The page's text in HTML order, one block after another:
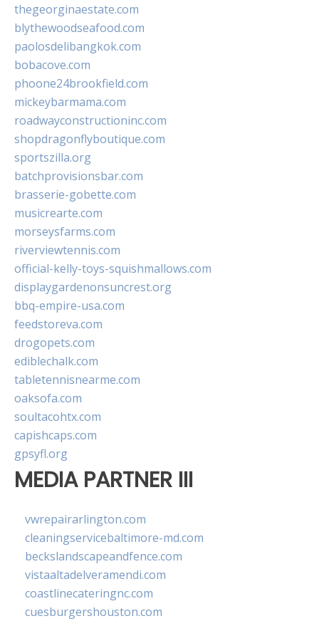
thegeorginaestate.com
blythewoodseafood.com
paolosdelibangkok.com
bobacove.com
phoone24brookfield.com
mickeybarmama.com
roadwayconstructioninc.com
shopdragonflyboutique.com
sportszilla.org
batchprovisionsbar.com
brasserie-gobette.com
musicrearte.com
morseysfarms.com
riverviewtennis.com
official-kelly-toys-squishmallows.com
displaygardenonsuncrest.org
bbq-empire-usa.com
feedstoreva.com
drogopets.com
ediblechalk.com
tabletennisnearme.com
oaksofa.com
soultacohtx.com
capishcaps.com
gpsyfl.org
MEDIA PARTNER III
vwrepairarlington.com
cleaningservicebaltimore-md.com
beckslandscapeandfence.com
vistaaltadelveramendi.com
coastlinecateringnc.com
cuesburgershouston.com